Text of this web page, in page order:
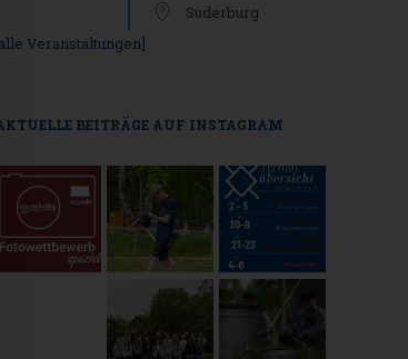
Suderburg
Veranstaltungen]
BEITRÄGE AUF INSTAGRAM
Service-Gruppe ist essenziell und kann nicht